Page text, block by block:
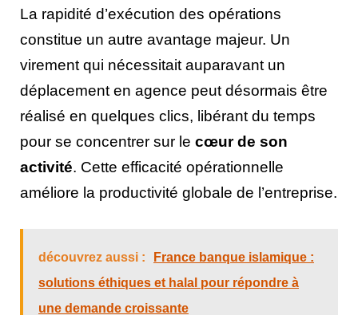
La rapidité d’exécution des opérations
constitue un autre avantage majeur. Un
virement qui nécessitait auparavant un
déplacement en agence peut désormais être
réalisé en quelques clics, libérant du temps
pour se concentrer sur le cœur de son
activité. Cette efficacité opérationnelle
améliore la productivité globale de l’entreprise.
découvrez aussi :
France banque islamique :
solutions éthiques et halal pour répondre à
une demande croissante